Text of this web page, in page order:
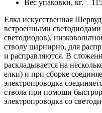
Вес упаковки, кг.
Елка искусственная
встроенными светодиодами
светодиодов),
стволу шарнирно, для
и расправляются. В
раскладывается на
елки) и при сборке
электропроводка
ствола при помощи
электропроводка со